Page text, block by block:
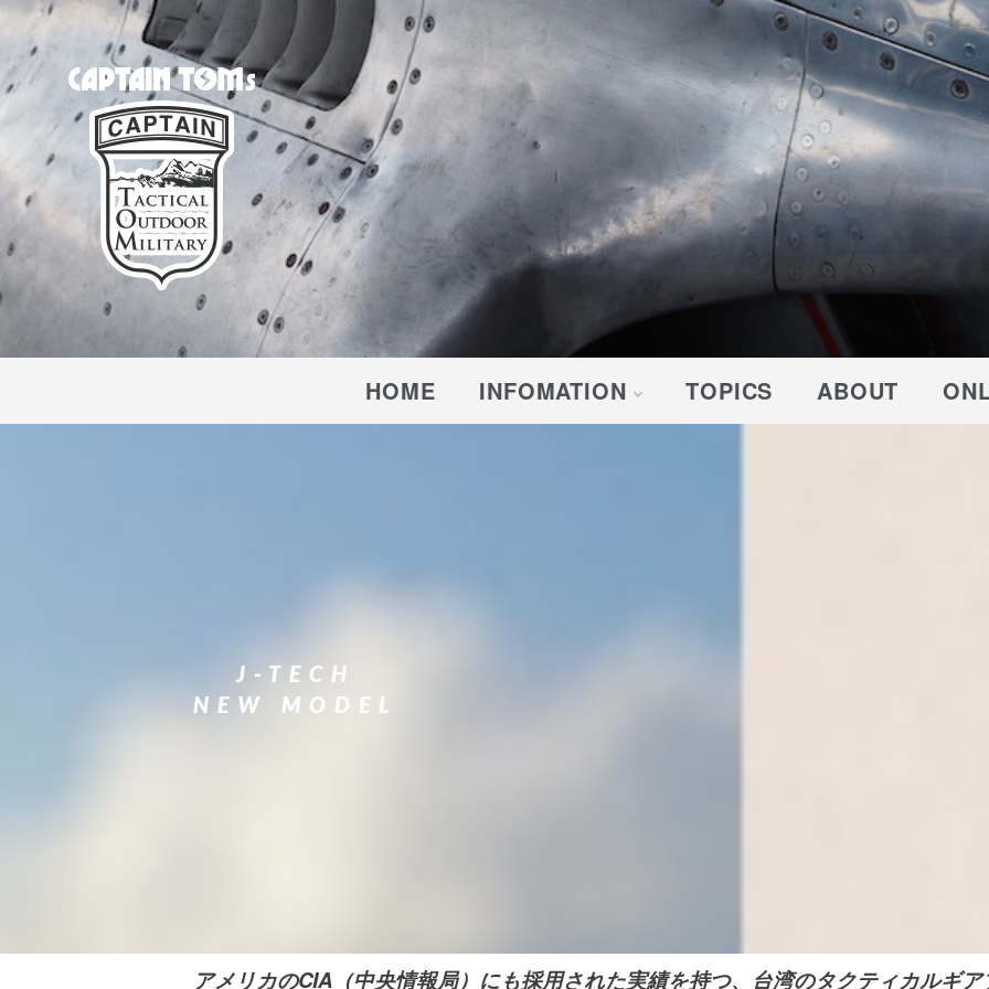
CAPTAIN TOM'S
キャプテントム
HOME INFOMATION TOPICS ABOUT
J-TECH
NEW MODEL
アメリカのCIA（中央情報局）にも採用された実績を持つ、台湾のタクティカルギ